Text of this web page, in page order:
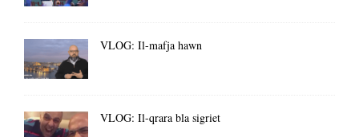
VLOG: Il-mafja hawn
VLOG: Il-qrara bla sigriet